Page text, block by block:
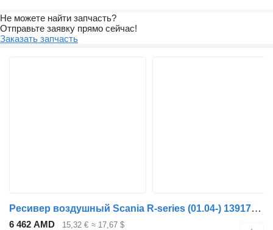
Не можете найти запчасть?
Отправьте заявку прямо сейчас!
Заказать запчасть
Ресивер воздушный Scania R-series (01.04-) 1391742 1355687 для тягача Scania P,G,R,T-series (2004-2017)
6 462 AMD 15,32 € ≈ 17,67 $